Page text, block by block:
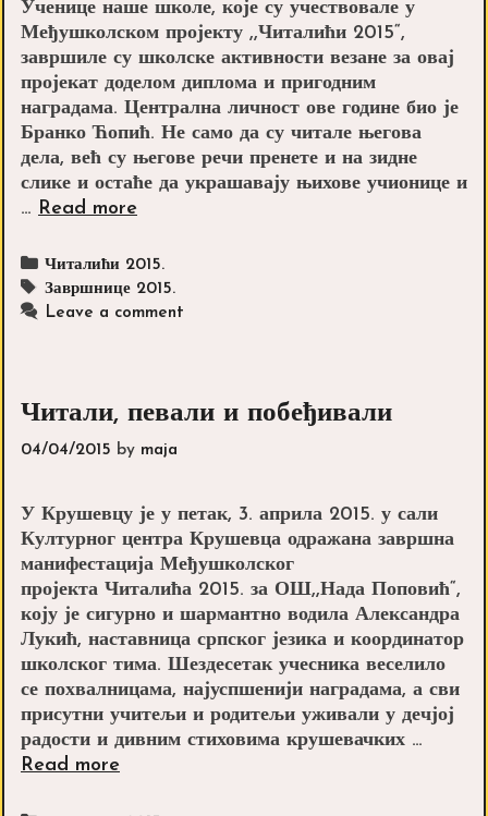
Ученице наше школе, које су учествовале у
Међушколском пројекту ,,Читалићи 2015“,
завршиле су школске активности везане за овај
пројекат доделом диплома и пригодним
наградама. Централна личност ове године био је
Бранко Ћопић. Не само да су читале његова
дела, већ су његове речи пренете и на зидне
слике и остаће да украшавају њихове учионице и
… Read moreПоздрав
снегом
оковане
Црне
Categories
Читалићи 2015.
Tags
Завршнице 2015.
Leave a comment
Читали, певали и побеђивали
04/04/2015 by maja
У Крушевцу је у петак, 3. априла 2015. у сали
Културног центра Крушевца одражана завршна
манифестација Међушколског
пројекта Читалића 2015. за ОШ,,Нада Поповић“,
коју је сигурно и шармантно водила Александра
Лукић, наставница српског језика и координатор
школског тима. Шездесетак учесника веселило
се похвалницама, најуспшенији наградама, а сви
присутни учитељи и родитељи уживали у дечјој
радости и дивним стиховима крушевачких …
Read moreЧитали,